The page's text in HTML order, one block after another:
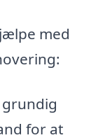
med
grundig
for at